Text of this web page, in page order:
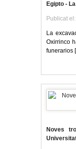
Egipto -
Publicat
La
Oxirrinco
funerarios
Noves